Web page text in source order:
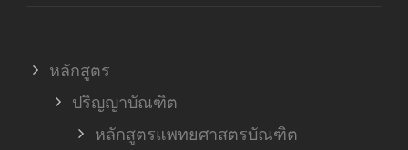
หลักสูตร
ปริญญาบัณฑิต
หลักสูตรแพทยศาสตรบัณฑิต